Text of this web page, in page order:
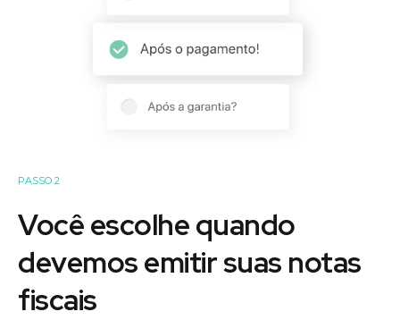
PASSO 2
Você escolhe quando
devemos emitir suas notas
fiscais